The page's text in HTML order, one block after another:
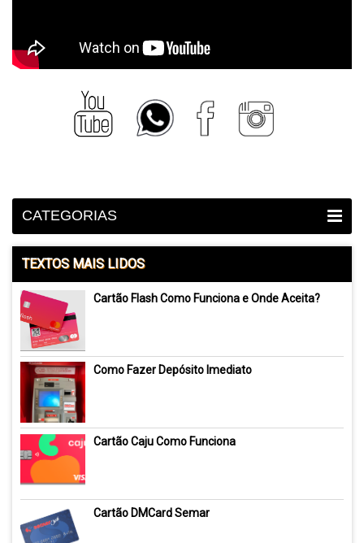
CATEGORIAS
TEXTOS MAIS LIDOS
Cartão Flash Como Funciona e Onde Aceita?
Como Fazer Depósito Imediato
Cartão Caju Como Funciona
Cartão DMCard Semar